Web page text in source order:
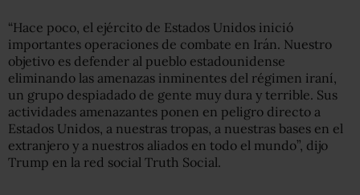
“Hace poco, el ejército de Estados Unidos inició
importantes operaciones de combate en Irán. Nuestro
objetivo es defender al pueblo estadounidense
eliminando las amenazas inminentes del régimen iraní,
un grupo despiadado de gente muy dura y terrible. Sus
actividades amenazantes ponen en peligro directo a
Estados Unidos, a nuestras tropas, a nuestras bases en el
extranjero y a nuestros aliados en todo el mundo”, dijo
Trump en la red social Truth Social.